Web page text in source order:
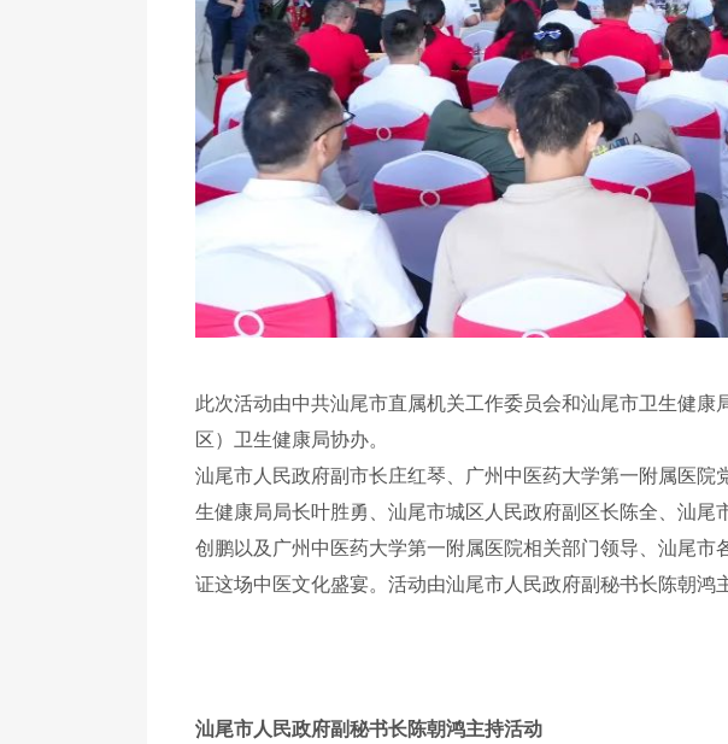
此次活动由中共汕尾市直属机关工作委员会和汕尾市卫生健康
区）卫生健康局协办。
汕尾市人民政府副市长庄红琴、广州中医药大学第一附属医
生健康局局长叶胜勇、汕尾市城区人民政府副区长陈全、汕
创鹏以及广州中医药大学第一附属医院相关部门领导、汕尾
证这场中医文化盛宴。活动由汕尾市人民政府副秘书长陈朝鸿
汕尾市人民政府副秘书长陈朝鸿主持活动